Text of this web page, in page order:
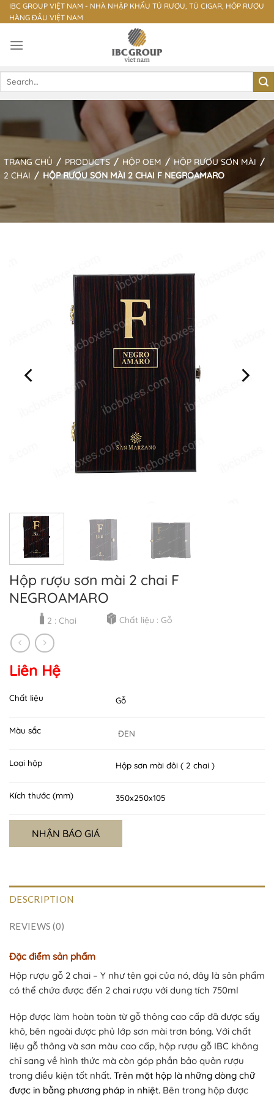
Skip
to
IBC GROUP VIỆT NAM - NHÀ NHẬP KHẨU TỦ RƯỢU, TỦ CIGAR, HỘP RƯỢU
HÀNG ĐẦU VIỆT NAM
Search
TRANG CHỦ / PRODUCTS / HỘP OEM / HỘP RƯỢU SƠN MÀI /
2 CHAI / HỘP RƯỢU SƠN MÀI 2 CHAI F NEGROAMARO
Hộp rượu sơn mài 2 chai F
NEGROAMARO
2 : Chai Chất liệu : Gỗ
Liên Hệ
Chất liệu Gỗ
Màu sắc ĐEN
Loại hộp Hộp sơn mài đôi ( 2 chai )
Kích thước (mm) 350x250x105
NHẬN BÁO GIÁ
DESCRIPTION
REVIEWS (0)
Đặc điểm sản phẩm
Hộp rượu gỗ 2 chai – Y như tên gọi của nó, đây là sản phẩm
có thể chứa được đến 2 chai rượu với dung tích 750ml
Hộp được làm hoàn toàn từ gỗ thông cao cấp đã được sấy
khô, bên ngoài được phủ lớp sơn mài trơn bóng. Với chất
liệu gỗ thông và sơn màu cao cấp, hộp rượu gỗ IBC không
chỉ sang về hình thức mà còn góp phần bảo quản rượu
trong điều kiện tốt nhất. Trên mặt hộp là những dòng chữ
được in bằng phương pháp in nhiệt. Bên trong hộp được